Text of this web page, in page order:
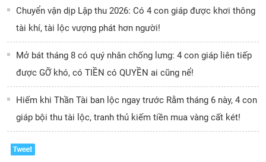
Chuyển vận dịp Lập thu 2026: Có 4 con giáp được khơi thông
tài khí, tài lộc vượng phát hơn người!
Mở bát tháng 8 có quý nhân chống lưng: 4 con giáp liên tiếp
được GỠ khó, có TIỀN có QUYỀN ai cũng nể!
Hiếm khi Thần Tài ban lộc ngay trước Rằm tháng 6 này, 4 con
giáp bội thu tài lộc, tranh thủ kiếm tiền mua vàng cất két!